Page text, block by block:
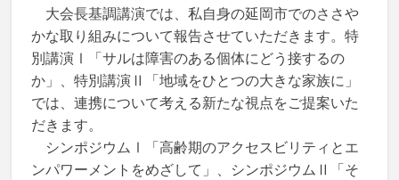
大会長基調講演では、私自身の延岡市でのささや
かな取り組みについて報告させていただきます。特
別講演Ⅰ「サルは障害のある個体にどう接するの
か」、特別講演Ⅱ「地域をひとつの大きな家族に」
では、連携について考える新たな視点をご提案いた
だきます。
シンポジウムⅠ「高齢期のアクセスビリティとエ
ンパワーメントをめざして」、シンポジウムⅡ「そ